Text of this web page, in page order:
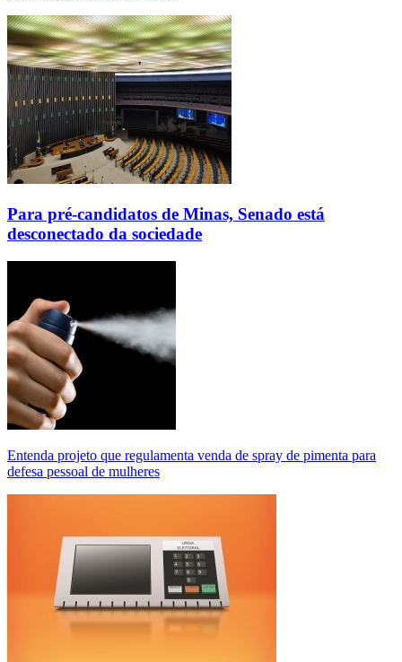
Para pré-candidatos de Minas, Senado está
desconectado da sociedade
Entenda projeto que regulamenta venda de spray de pimenta para
defesa pessoal de mulheres